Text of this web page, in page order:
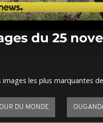
du 25
images les plus marquantes
DU MONDE